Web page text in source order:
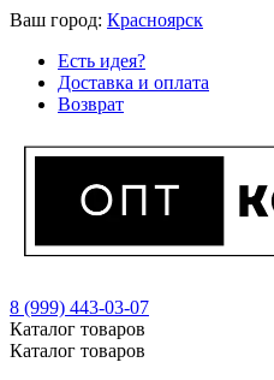
Ваш город: Красноярск
Есть идея?
Доставка и оплата
Возврат
8 (999) 443-03-07
Каталог товаров
Каталог товаров